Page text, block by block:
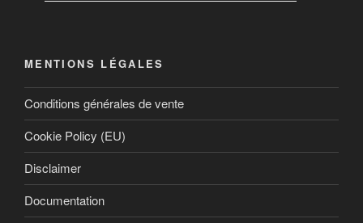
MENTIONS LÉGALES
Conditions générales de vente
Cookie Policy (EU)
Disclaimer
Documentation